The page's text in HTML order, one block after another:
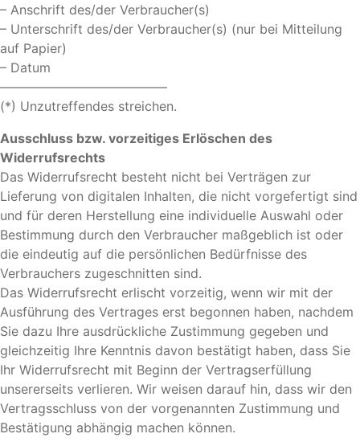
– Anschrift des/der Verbraucher(s)
– Unterschrift des/der Verbraucher(s) (nur bei Mitteilung
auf Papier)
– Datum
—————————————
(*) Unzutreffendes streichen.
Ausschluss bzw. vorzeitiges Erlöschen des
Widerrufsrechts
Das Widerrufsrecht besteht nicht bei Verträgen zur
Lieferung von digitalen Inhalten, die nicht vorgefertigt sind
und für deren Herstellung eine individuelle Auswahl oder
Bestimmung durch den Verbraucher maßgeblich ist oder
die eindeutig auf die persönlichen Bedürfnisse des
Verbrauchers zugeschnitten sind.
Das Widerrufsrecht erlischt vorzeitig, wenn wir mit der
Ausführung des Vertrages erst begonnen haben, nachdem
Sie dazu Ihre ausdrückliche Zustimmung gegeben und
gleichzeitig Ihre Kenntnis davon bestätigt haben, dass Sie
Ihr Widerrufsrecht mit Beginn der Vertragserfüllung
unsererseits verlieren. Wir weisen darauf hin, dass wir den
Vertragsschluss von der vorgenannten Zustimmung und
Bestätigung abhängig machen können.